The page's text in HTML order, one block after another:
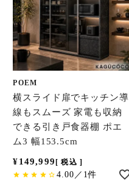
POEM
横スライド扉でキッチン導
線もスムーズ 家電も収納
できる引き戸食器棚 ポエ
ム3 幅153.5cm
¥149,999 税込
4.00／1件